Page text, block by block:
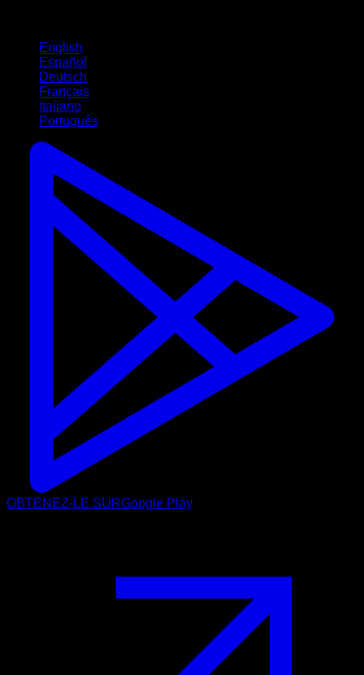
English
Español
Deutsch
Français
Italiano
Português
OBTENEZ-LE SURGoogle Play